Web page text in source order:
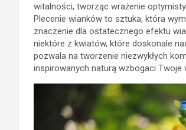
witalności, tworząc wrażenie
Plecenie wianków to sztuka, która
znaczenie dla ostatecznego efektu
niektóre z kwiatów, które doskonale
pozwala na tworzenie niezwykłych
inspirowanych naturą wzbogaci Twoje